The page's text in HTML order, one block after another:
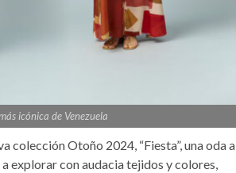
icónica de Venezuela
colección Otoño 2024, “Fiesta”, una oda a
explorar con audacia tejidos y colores,